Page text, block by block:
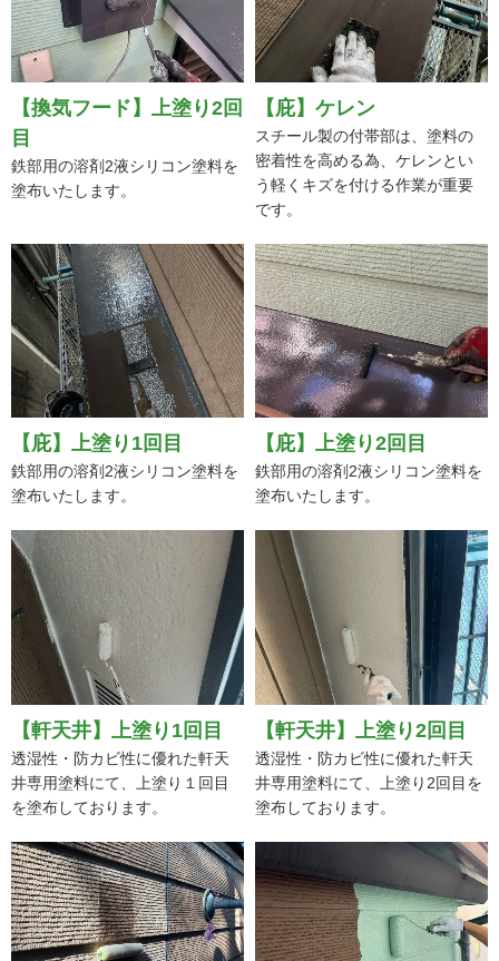
【換気フード】上塗り2回
目
鉄部用の溶剤2液シリコン塗料を
塗布いたします。
【庇】ケレン
スチール製の付帯部は、塗料の
密着性を高める為、ケレンとい
う軽くキズを付ける作業が重要
です。
【庇】上塗り1回目
鉄部用の溶剤2液シリコン塗料を
塗布いたします。
【庇】上塗り2回目
鉄部用の溶剤2液シリコン塗料を
塗布いたします。
【軒天井】上塗り1回目
透湿性・防カビ性に優れた軒天
井専用塗料にて、上塗り１回目
を塗布しております。
【軒天井】上塗り2回目
透湿性・防カビ性に優れた軒天
井専用塗料にて、上塗り2回目を
塗布しております。